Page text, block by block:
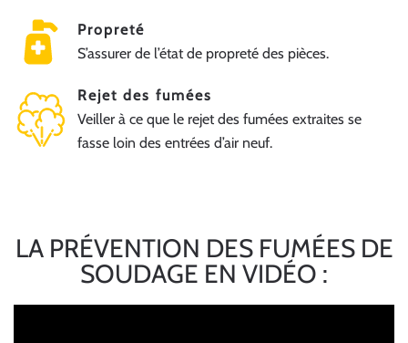
Propreté
S’assurer de l’état de propreté des pièces.
Rejet des fumées
Veiller à ce que le rejet des fumées extraites se
fasse loin des entrées d’air neuf.
LA PRÉVENTION DES FUMÉES DE
SOUDAGE EN VIDÉO :